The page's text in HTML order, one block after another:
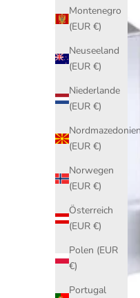
Montenegro
(EUR €)
Neuseeland
(EUR €)
Niederlande
(EUR €)
Nordmazedonien
(EUR €)
Norwegen
(EUR €)
Österreich
(EUR €)
Polen (EUR
€)
Portugal